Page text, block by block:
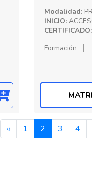
Modalidad:
INICIO:
CERTIFICADO:
Formación
« 1 2 3 4